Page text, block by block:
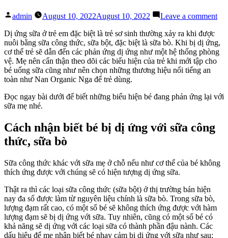
Posted
admin August 10, 2022August 10, 2022 Leave a commenton
chỉ
bé
sữa
Dị ứng sữa ở trẻ em đặc biệt là trẻ sơ sinh thường xảy ra khi được
nuôi bằng sữa công thức, sữa bột, đặc biệt là sữa bò. Khi bị dị ứng,
cơ thể trẻ sẽ dẫn đến các phản ứng dị ứng như một hệ thống phòng
vệ. Mẹ nên cẩn thận theo dõi các biểu hiện của trẻ khi mới tập cho
bé uống sữa cũng như nên chọn những thương hiệu nổi tiếng an
toàn như Nan Organic Nga để trẻ dùng.
Đọc ngay bài dưới để biết những biểu hiện bé đang phản ứng lại với
sữa mẹ nhé.
Cách nhận biết bé bị dị ứng với sữa công
thức, sữa bò
Sữa công thức khác với sữa mẹ ở chỗ nếu như cơ thể của bé không
thích ứng được với chúng sẽ có hiện tượng dị ứng sữa.
Thật ra thì các loại sữa công thức (sữa bột) ở thị trường bán hiện
nay đa số được làm từ nguyên liệu chính là sữa bò. Trong sữa bò,
lượng đạm rất cao, có một số bé sẽ không thích ứng được với hàm
lượng đạm sẽ bị dị ứng với sữa. Tuy nhiên, cũng có một số bé có
khả năng sẽ dị ứng với các loại sữa có thành phần đậu nành. Các
dấu hiệu để mẹ nhận biết bé nhạy cảm bị dị ứng với sữa như sau: